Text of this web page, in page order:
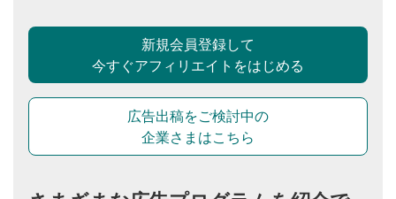
新規会員登録して
今すぐアフィリエイトをはじめる
広告出稿をご検討中の
企業さまはこちら